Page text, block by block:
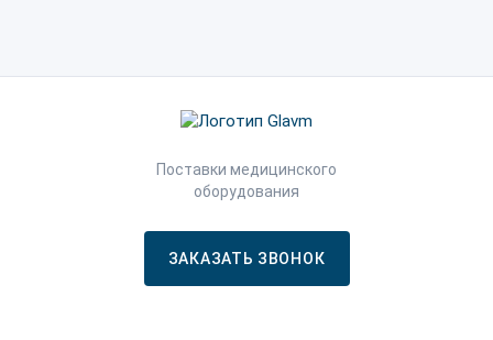
Поставки медицинского
оборудования
ЗАКАЗАТЬ ЗВОНОК